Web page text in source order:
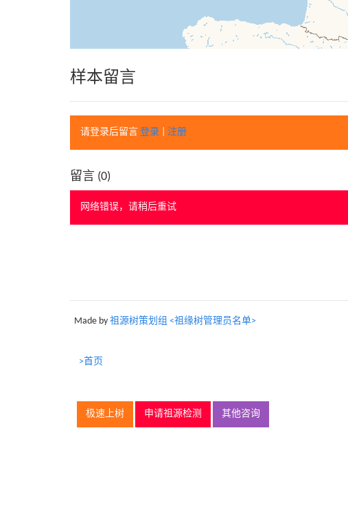
样本留言
请登录后留言 登录 注册
留言 (0)
网络错误，请稍后重试
Made by 祖源树策划组 <祖缘树管理员名单>
>首页
极速上树 申请祖源检测 其他咨询